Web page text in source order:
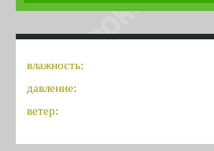
влажность:
давление:
ветер: